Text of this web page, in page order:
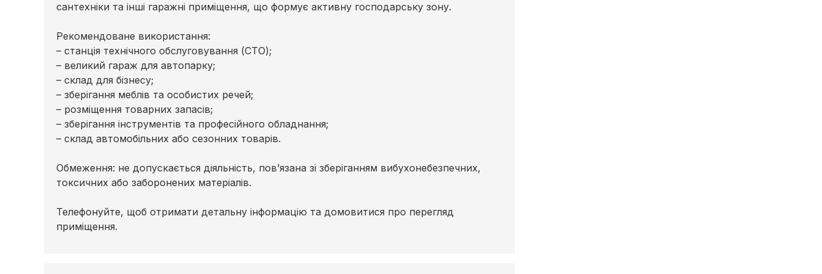
сантехніки та інші гаражні приміщення, що формує активну господарську зону.
Рекомендоване використання:
– станція технічного обслуговування (СТО);
– великий гараж для автопарку;
– склад для бізнесу;
– зберігання меблів та особистих речей;
– розміщення товарних запасів;
– зберігання інструментів та професійного обладнання;
– склад автомобільних або сезонних товарів.
Обмеження: не допускається діяльність, пов’язана зі зберіганням вибухонебезпечних,
токсичних або заборонених матеріалів.
Телефонуйте, щоб отримати детальну інформацію та домовитися про перегляд
приміщення.